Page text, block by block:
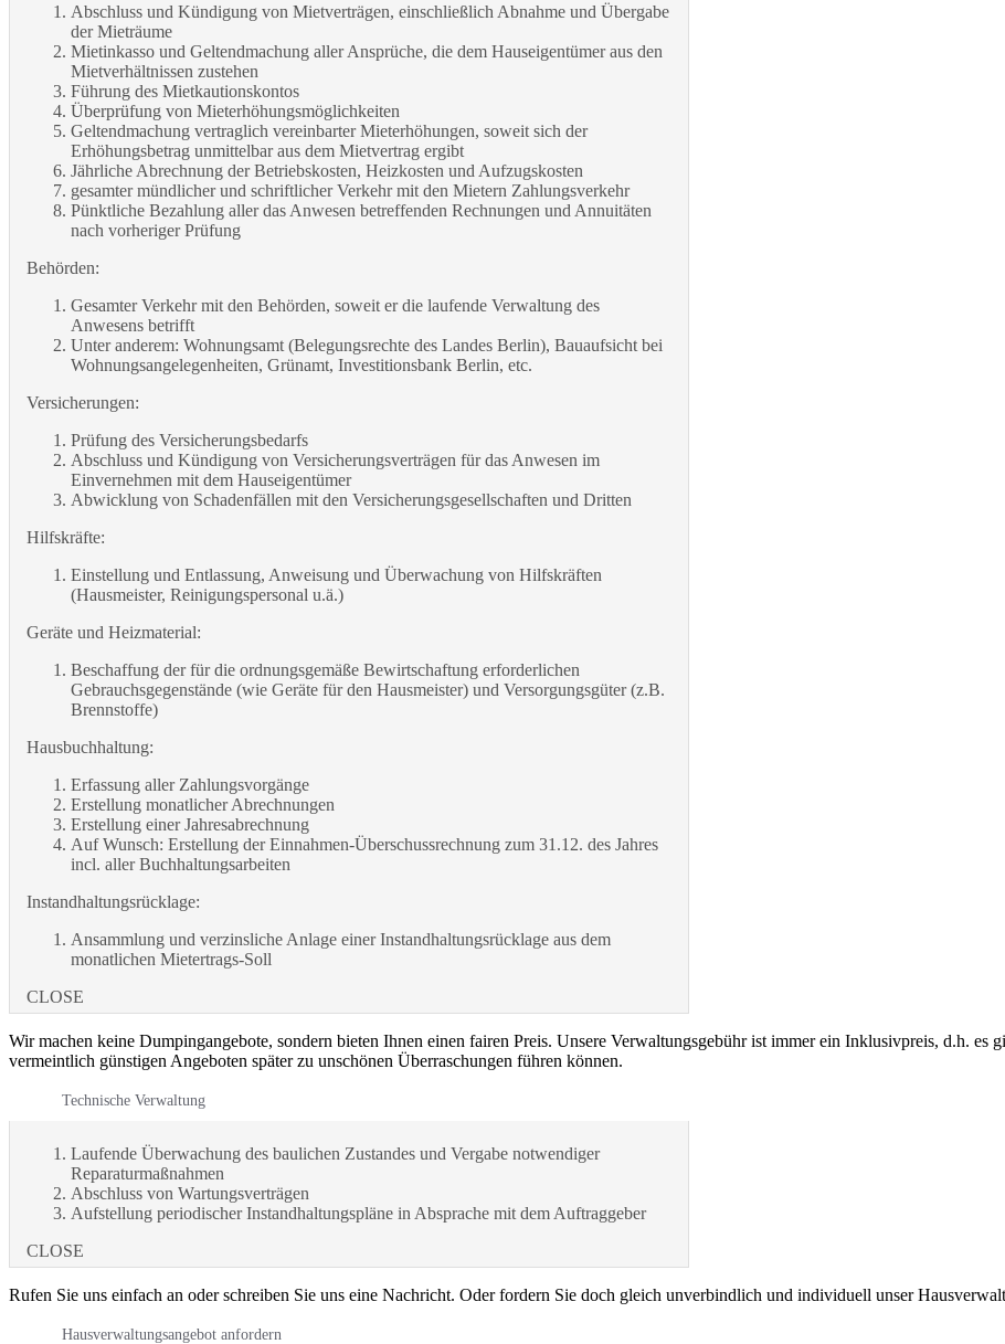
Abschluss und Kündigung von Mietverträgen, einschließlich Abnahme und Übergabe
der Mieträume
Mietinkasso und Geltendmachung aller Ansprüche, die dem Hauseigentümer aus den
Mietverhältnissen zustehen
Führung des Mietkautionskontos
Überprüfung von Mieterhöhungsmöglichkeiten
Geltendmachung vertraglich vereinbarter Mieterhöhungen, soweit sich der
Erhöhungsbetrag unmittelbar aus dem Mietvertrag ergibt
Jährliche Abrechnung der Betriebskosten, Heizkosten und Aufzugskosten
gesamter mündlicher und schriftlicher Verkehr mit den Mietern Zahlungsverkehr
Pünktliche Bezahlung aller das Anwesen betreffenden Rechnungen und Annuitäten
nach vorheriger Prüfung
Behörden:
Gesamter Verkehr mit den Behörden, soweit er die laufende Verwaltung des
Anwesens betrifft
Unter anderem: Wohnungsamt (Belegungsrechte des Landes Berlin), Bauaufsicht bei
Wohnungsangelegenheiten, Grünamt, Investitionsbank Berlin, etc.
Versicherungen:
Prüfung des Versicherungsbedarfs
Abschluss und Kündigung von Versicherungsverträgen für das Anwesen im
Einvernehmen mit dem Hauseigentümer
Abwicklung von Schadenfällen mit den Versicherungsgesellschaften und Dritten
Hilfskräfte:
Einstellung und Entlassung, Anweisung und Überwachung von Hilfskräften
(Hausmeister, Reinigungspersonal u.ä.)
Geräte und Heizmaterial:
Beschaffung der für die ordnungsgemäße Bewirtschaftung erforderlichen
Gebrauchsgegenstände (wie Geräte für den Hausmeister) und Versorgungsgüter (z.B.
Brennstoffe)
Hausbuchhaltung:
Erfassung aller Zahlungsvorgänge
Erstellung monatlicher Abrechnungen
Erstellung einer Jahresabrechnung
Auf Wunsch: Erstellung der Einnahmen-Überschussrechnung zum 31.12. des Jahres
incl. aller Buchhaltungsarbeiten
Instandhaltungsrücklage:
Ansammlung und verzinsliche Anlage einer Instandhaltungsrücklage aus dem
monatlichen Mietertrags-Soll
CLOSE
Wir machen keine Dumpingangebote, sondern bieten Ihnen einen fairen Preis. Unsere Verwaltungsgebühr ist immer ein Inklusivpreis, d.h. es
vermeintlich günstigen Angeboten später zu unschönen Überraschungen führen können.
Technische Verwaltung
Laufende Überwachung des baulichen Zustandes und Vergabe notwendiger
Reparaturmaßnahmen
Abschluss von Wartungsverträgen
Aufstellung periodischer Instandhaltungspläne in Absprache mit dem Auftraggeber
CLOSE
Rufen Sie uns einfach an oder schreiben Sie uns eine Nachricht. Oder fordern Sie doch gleich unverbindlich und individuell unser
Hausverwaltungsangebot anfordern